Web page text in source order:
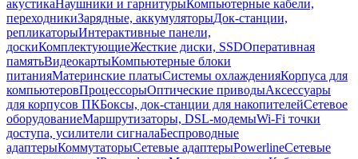
акустикаНаушники и гарнитурыКомпьютерные кабели,
переходникиЗарядные, аккумуляторыДок-станции,
репликаторыИнтерактивные панели,
доскиКомплектующиеЖесткие диски, SSDОперативная
памятьВидеокартыКомпьютерные блоки
питанияМатеринские платыСистемы охлажденияКорпуса для
компьютеровПроцессорыОптические приводыАксессуары
для корпусов ПКБоксы, док-станции для накопителейСетевое
оборудованиеМаршрутизаторы, DSL-модемыWi-Fi точки
доступа, усилители сигналаБеспроводные
адаптерыКоммутаторыСетевые адаптерыPowerlineСетевые